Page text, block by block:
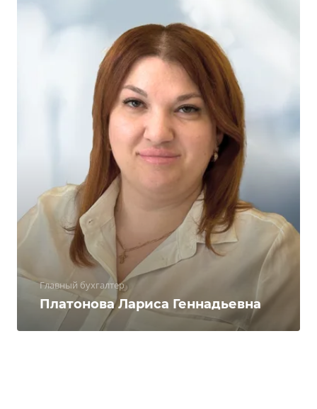
Главный бухгалтер
Платонова Лариса Геннадьевна